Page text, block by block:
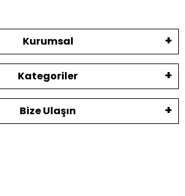
Kurumsal
Kategoriler
Bize Ulaşın